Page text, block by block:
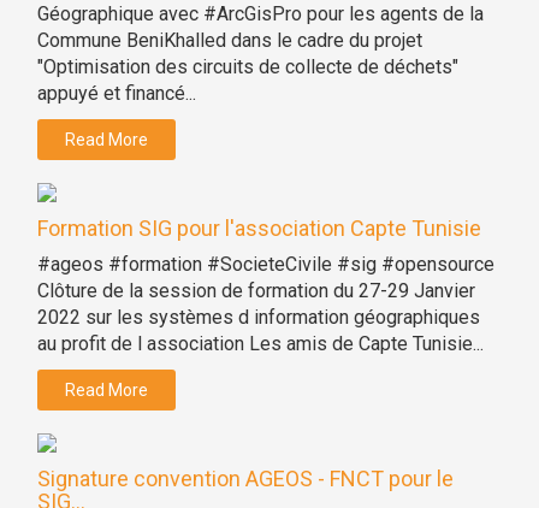
Géographique avec #ArcGisPro pour les agents de la
Commune BeniKhalled dans le cadre du projet
"Optimisation des circuits de collecte de déchets"
appuyé et financé...
Read More
Formation SIG pour l'association Capte Tunisie
#ageos #formation #SocieteCivile #sig #opensource
Clôture de la session de formation du 27-29 Janvier
2022 sur les systèmes d information géographiques
au profit de l association Les amis de Capte Tunisie...
Read More
Signature convention AGEOS - FNCT pour le
SIG...